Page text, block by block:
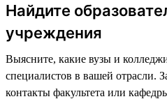
Найдите
учреждения
Выясните, какие вузы и
специалистов в вашей отрасли.
контакты факультета или